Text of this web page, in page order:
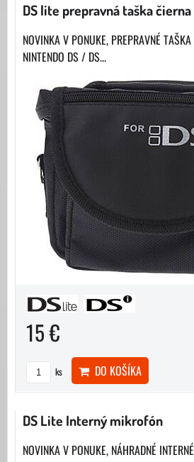
DS lite prepravná taška čierna
NOVINKA V PONUKE, PREPRAVNÉ
NINTENDO DS / DS...
15 €
ks DO KOŠÍKA
DS Lite Interný mikrofón
NOVINKA V PONUKE, NÁHRADNÉ